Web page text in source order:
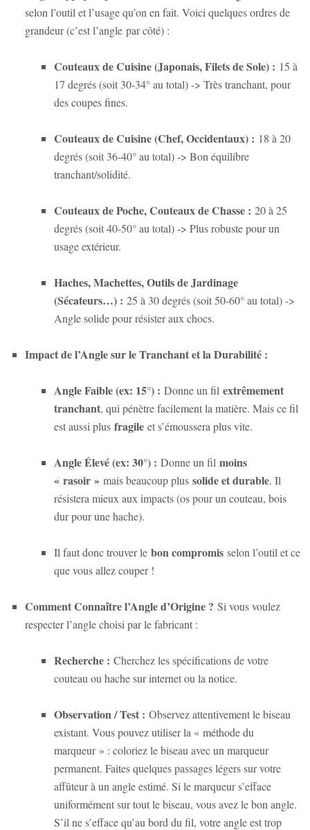
selon l’outil et l’usage qu’on en fait. Voici quelques ordres de
grandeur (c’est l’angle par côté) :
Couteaux de Cuisine (Japonais, Filets de Sole) : 15 à
17 degrés (soit 30-34° au total) -> Très tranchant, pour
des coupes fines.
Couteaux de Cuisine (Chef, Occidentaux) : 18 à 20
degrés (soit 36-40° au total) -> Bon équilibre
tranchant/solidité.
Couteaux de Poche, Couteaux de Chasse : 20 à 25
degrés (soit 40-50° au total) -> Plus robuste pour un
usage extérieur.
Haches, Machettes, Outils de Jardinage
(Sécateurs…) : 25 à 30 degrés (soit 50-60° au total) ->
Angle solide pour résister aux chocs.
Impact de l’Angle sur le Tranchant et la Durabilité :
Angle Faible (ex: 15°) : Donne un fil extrêmement
tranchant, qui pénètre facilement la matière. Mais ce fil
est aussi plus fragile et s’émoussera plus vite.
Angle Élevé (ex: 30°) : Donne un fil moins
« rasoir » mais beaucoup plus solide et durable. Il
résistera mieux aux impacts (os pour un couteau, bois
dur pour une hache).
Il faut donc trouver le bon compromis selon l’outil et ce
que vous allez couper !
Comment Connaître l’Angle d’Origine ? Si vous voulez
respecter l’angle choisi par le fabricant :
Recherche : Cherchez les spécifications de votre
couteau ou hache sur internet ou la notice.
Observation / Test : Observez attentivement le biseau
existant. Vous pouvez utiliser la « méthode du
marqueur » : coloriez le biseau avec un marqueur
permanent. Faites quelques passages légers sur votre
affûteur à un angle estimé. Si le marqueur s’efface
uniformément sur tout le biseau, vous avez le bon angle.
S’il ne s’efface qu’au bord du fil, votre angle est trop